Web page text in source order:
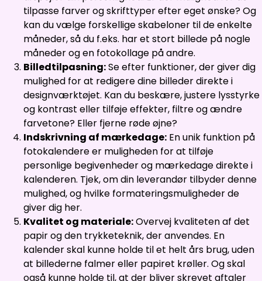
tilpasse farver og skrifttyper efter eget ønske? Og
kan du vælge forskellige skabeloner til de enkelte
måneder, så du f.eks. har et stort billede på nogle
måneder og en fotokollage på andre.
Billedtilpasning:Se efter funktioner, der giver dig
mulighed for at redigere dine billeder direkte i
designværktøjet. Kan du beskære, justere lysstyrke
og kontrast eller tilføje effekter, filtre og ændre
farvetone? Eller fjerne røde øjne?
Indskrivning af mærkedage: En unik funktion på
fotokalendere er muligheden for at tilføje
personlige begivenheder og mærkedage direkte i
kalenderen. Tjek, om din leverandør tilbyder denne
mulighed, og hvilke formateringsmuligheder de
giver dig her.
Kvalitet og materiale:Overvej kvaliteten af det
papir og den trykketeknik, der anvendes. En
kalender skal kunne holde til et helt års brug, uden
at billederne falmer eller papiret krøller. Og skal
også kunne holde til, at der bliver skrevet aftaler